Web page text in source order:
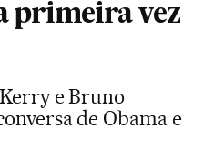
primeira vez
e Bruno
de Obama e